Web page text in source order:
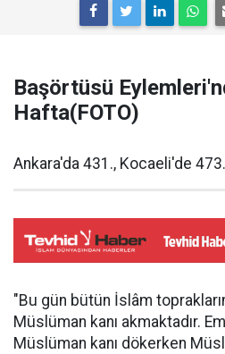
Başörtüsü
Hafta(FOTO)
Ankara'da 431., Kocaeli'de
"Bu gün bütün İslâm
Müslüman kanı akmaktadır.
Müslüman kanı dökerken